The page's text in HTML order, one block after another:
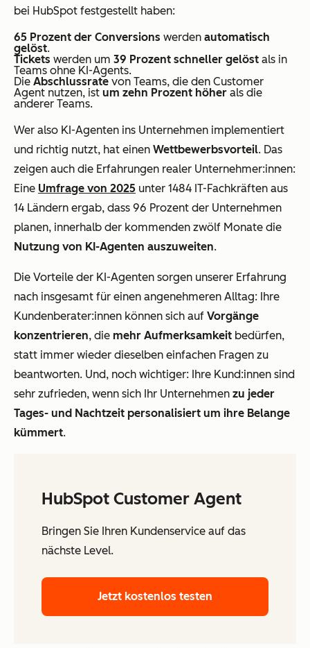
bei HubSpot festgestellt haben:
65 Prozent der Conversions werden automatisch
gelöst.
Tickets werden um 39 Prozent schneller gelöst als in
Teams ohne KI-Agents.
Die Abschlussrate von Teams, die den Customer
Agent nutzen, ist um zehn Prozent höher als die
anderer Teams.
Wer also KI-Agenten ins Unternehmen implementiert
und richtig nutzt, hat einen Wettbewerbsvorteil. Das
zeigen auch die Erfahrungen realer Unternehmer:innen:
Eine Umfrage von 2025 unter 1484 IT-Fachkräften aus
14 Ländern ergab, dass 96 Prozent der Unternehmen
planen, innerhalb der kommenden zwölf Monate die
Nutzung von KI-Agenten auszuweiten.
Die Vorteile der KI-Agenten sorgen unserer Erfahrung
nach insgesamt für einen angenehmeren Alltag: Ihre
Kundenberater:innen können sich auf Vorgänge
konzentrieren, die mehr Aufmerksamkeit bedürfen,
statt immer wieder dieselben einfachen Fragen zu
beantworten. Und, noch wichtiger: Ihre Kund:innen sind
sehr zufrieden, wenn sich Ihr Unternehmen zu jeder
Tages- und Nachtzeit personalisiert um ihre Belange
kümmert.
HubSpot Customer Agent
Bringen Sie Ihren Kundenservice auf das
nächste Level.
Jetzt kostenlos testen